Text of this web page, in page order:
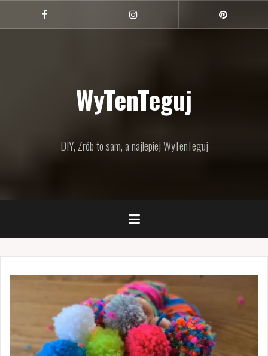
treści
Facebook
WyTenTeguj
DIY, Zrób to sam, a najlepiej WyTenTeguj